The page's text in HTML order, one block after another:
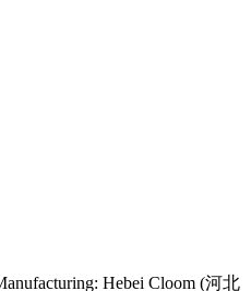
Hebei Cloom (河北